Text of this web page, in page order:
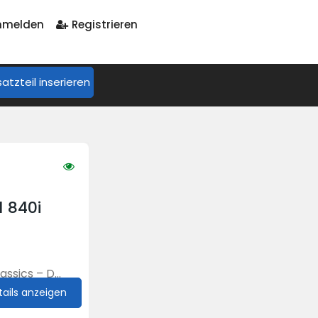
Registrieren
inserieren
840i
– D...
anzeigen